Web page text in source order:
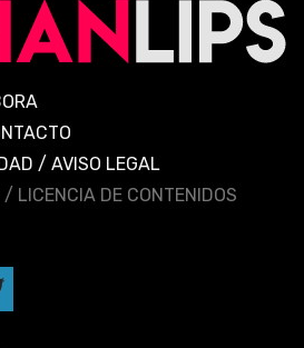
/ AVISO LEGAL
/ LICENCIA DE CONTENIDOS